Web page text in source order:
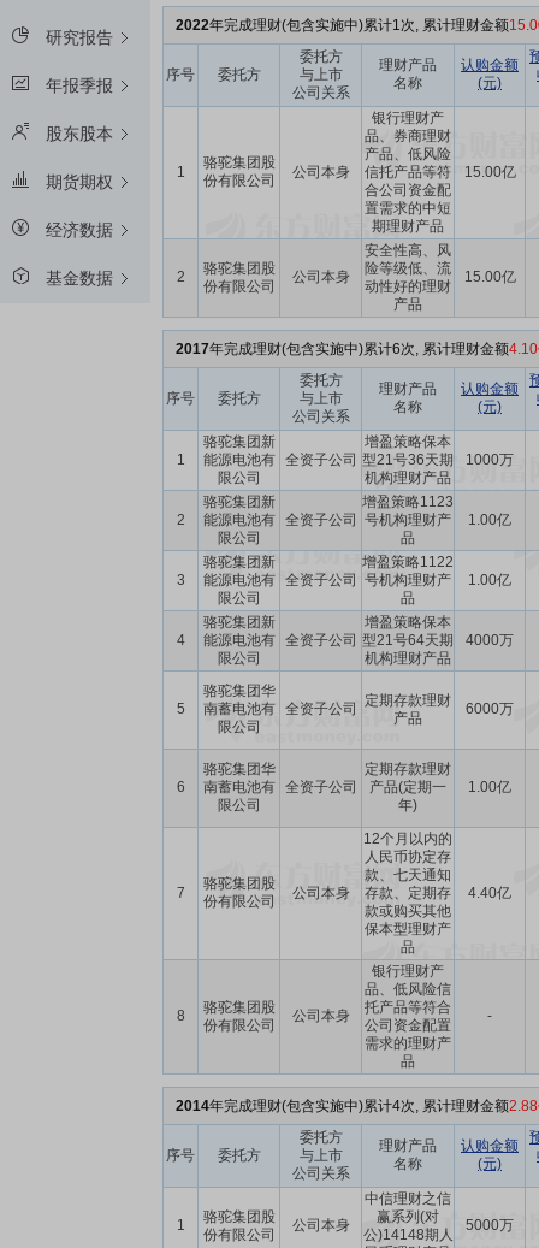
研究报告
年报季报
股东股本
期货期权
经济数据
基金数据
2022年完成理财(包含实施中)累计1次, 累计理财金额
序号 委托方
委托方
与上市
公司关系
理财产品
名称
认购金额
(元)
1
骆驼集团股
份有限公司
公司本身
银行理财产
品、券商理财
产品、低风险
信托产品等符
合公司资金配
置需求的中短
期理财产品
15.00亿
2
骆驼集团股
份有限公司
公司本身
安全性高、风
险等级低、流
动性好的理财
产品
15.00亿
2017年完成理财(包含实施中)累计6次, 累计理财金额
序号 委托方
委托方
与上市
公司关系
理财产品
名称
认购金额
(元)
1
骆驼集团新
能源电池有
限公司
全资子公司
增盈策略保本
型21号36天期
机构理财产品
1000万
2
骆驼集团新
能源电池有
限公司
全资子公司
增盈策略1123
号机构理财产
品
1.00亿
3
骆驼集团新
能源电池有
限公司
全资子公司
增盈策略1122
号机构理财产
品
1.00亿
4
骆驼集团新
能源电池有
限公司
全资子公司
增盈策略保本
型21号64天期
机构理财产品
4000万
5
骆驼集团华
南蓄电池有
限公司
全资子公司
定期存款理财
产品
6000万
6
骆驼集团华
南蓄电池有
限公司
全资子公司
定期存款理财
产品(定期一
年)
1.00亿
7
骆驼集团股
份有限公司
公司本身
12个月以内的
人民币协定存
款、七天通知
存款、定期存
款或购买其他
保本型理财产
品
4.40亿
8
骆驼集团股
份有限公司
公司本身
银行理财产
品、低风险信
托产品等符合
公司资金配置
需求的理财产
品
-
2014年完成理财(包含实施中)累计4次, 累计理财金额
序号 委托方
委托方
与上市
公司关系
理财产品
名称
认购金额
(元)
1
骆驼集团股
份有限公司
公司本身
中信理财之信
赢系列(对
公)14148期人
5000万